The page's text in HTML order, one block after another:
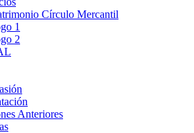
Círculo Mercantil
1
2
Anteriores